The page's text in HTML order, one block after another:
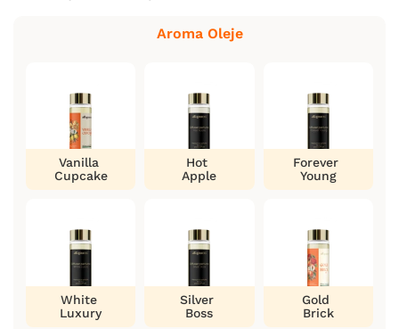
Aroma Oleje
Vanilla
Cupcake
Hot
Apple
Forever
Young
White
Luxury
Silver
Boss
Gold
Brick